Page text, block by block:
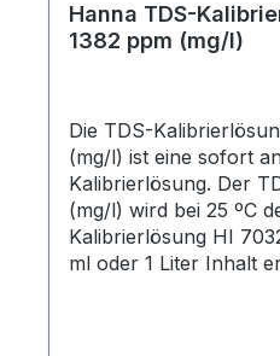
Hanna TDS-
1382 ppm (mg/l)
Die TDS-
(mg/l) ist eine sofort
Kalibrierlösung. Der
(mg/l) wird bei 25 ºC
Kalibrierlösung HI
ml oder 1 Liter Inhalt